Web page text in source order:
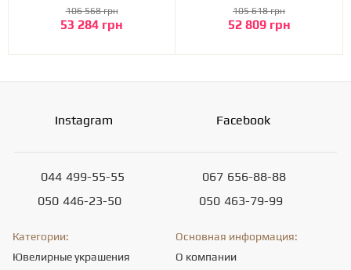
53 284 грн
106 568 грн
52 809 грн
105 618 грн
Instagram Facebook
044 499-55-55
050 446-23-50
067 656-88-88
050 463-79-99
Категории:
Ювелирные украшения
Основная информация:
О компании